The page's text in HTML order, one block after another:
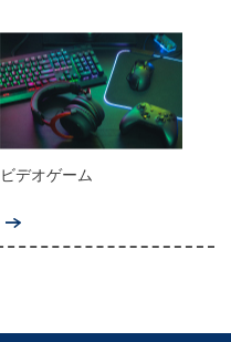
ビデオゲーム